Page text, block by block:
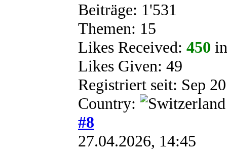
Beiträge: 1'531
Themen: 15
Likes Received: 450
Likes Given: 49
Registriert seit: Sep
Country:
#8
27.04.2026, 14:45